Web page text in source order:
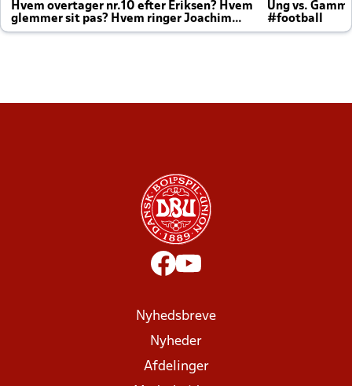
Hvem overtager nr.10 efter Eriksen? Hvem
glemmer sit pas? Hvem ringer Joachim
altid til efter kampe?
Ung vs.
#football
Nyhedsbreve
Nyheder
Afdelinger